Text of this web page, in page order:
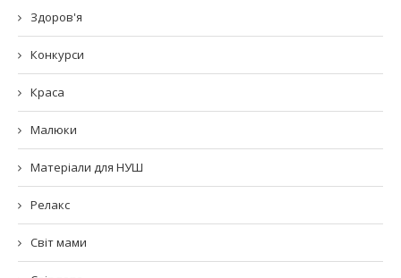
Здоров'я
Конкурси
Краса
Малюки
Матеріали для НУШ
Релакс
Світ мами